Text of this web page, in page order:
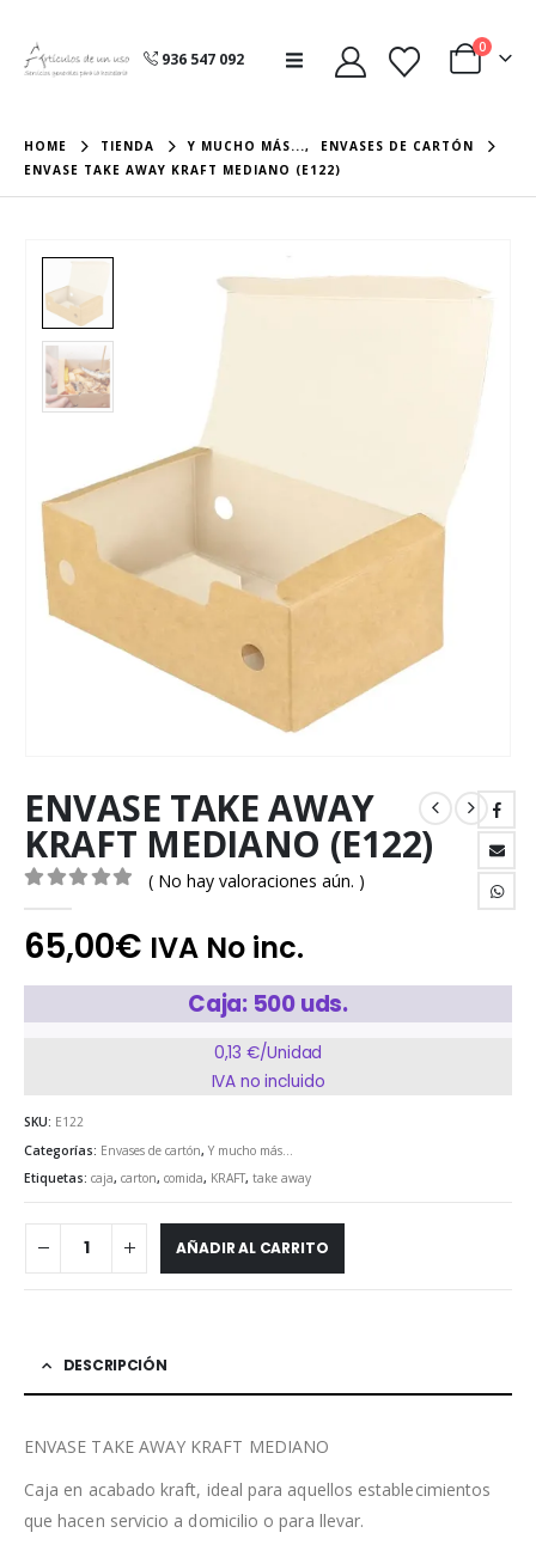
936 547 092
0
HOME TIENDA Y MUCHO MÁS...,
ENVASES DE CARTÓN
ENVASE TAKE AWAY KRAFT MEDIANO (E122)
ENVASE TAKE AWAY
KRAFT MEDIANO (E122)
( No hay valoraciones aún. )
65,00€ IVA No inc.
Caja: 500 uds.
0,13 €/Unidad
IVA no incluido
SKU: E122
Categorías: Envases de cartón, Y mucho más...
Etiquetas: caja, carton, comida, KRAFT, take away
AÑADIR AL CARRITO
DESCRIPCIÓN
ENVASE TAKE AWAY KRAFT MEDIANO
Caja en acabado kraft, ideal para aquellos establecimientos
que hacen servicio a domicilio o para llevar.